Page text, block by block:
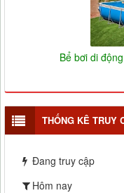
Bể bơi di
THỐNG KÊ TRUY
Đang truy cập
Hôm nay